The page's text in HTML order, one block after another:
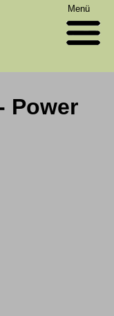
Menü
Power